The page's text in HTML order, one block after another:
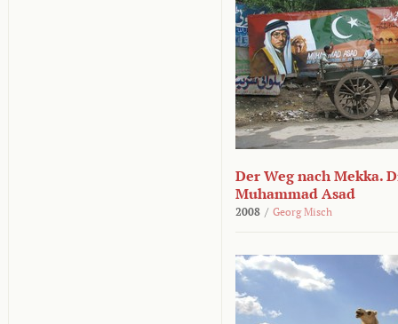
Der Weg nach Mekka.
Muhammad Asad
2008 / Georg Misch